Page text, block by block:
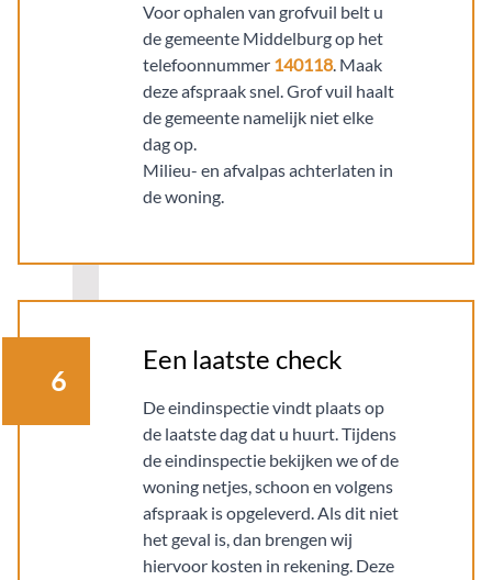
Voor ophalen van grofvuil belt u
de gemeente Middelburg op het
telefoonnummer 140118. Maak
deze afspraak snel. Grof vuil haalt
de gemeente namelijk niet elke
dag op.
Milieu- en afvalpas achterlaten in
de woning.
6
Een laatste check
De eindinspectie vindt plaats op
de laatste dag dat u huurt. Tijdens
de eindinspectie bekijken we of de
woning netjes, schoon en volgens
afspraak is opgeleverd. Als dit niet
het geval is, dan brengen wij
hiervoor kosten in rekening. Deze